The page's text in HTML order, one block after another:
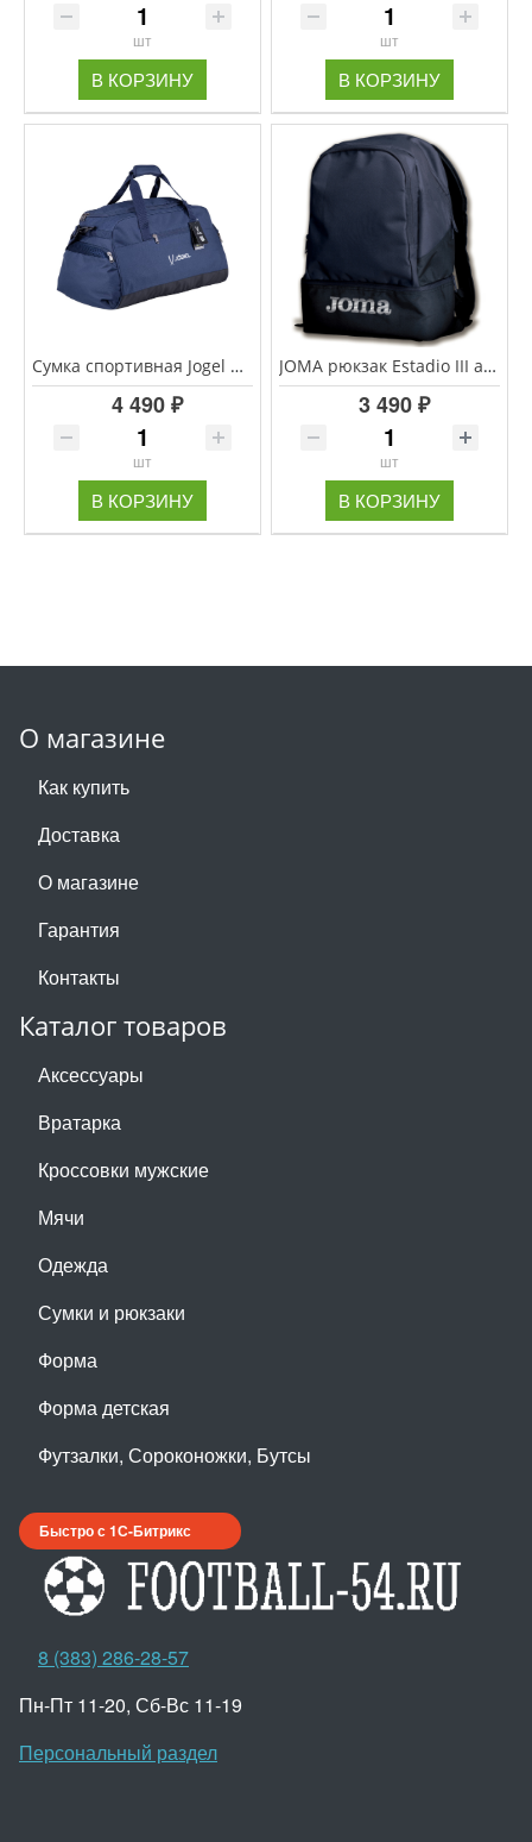
шт
В КОРЗИНУ
шт
В КОРЗИНУ
Сумка спортивная Jogel DIVISION Medium Bag, темно-синий
4 490 ₽
шт
В КОРЗИНУ
JOMA рюкзак Estadio III арт.400234.331
3 490 ₽
шт
В КОРЗИНУ
О магазине
Как купить
Доставка
О магазине
Гарантия
Контакты
Каталог товаров
Аксессуары
Вратарка
Кроссовки мужские
Мячи
Одежда
Сумки и рюкзаки
Форма
Форма детская
Футзалки, Сороконожки, Бутсы
Быстро с 1С-Битрикс
8 (383) 286-28-57
Пн-Пт 11-20, Сб-Вс 11-19
Персональный раздел